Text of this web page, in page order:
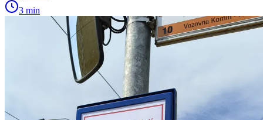
3 min